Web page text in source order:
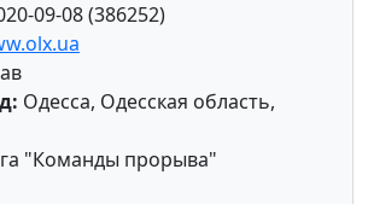
09-08 (386252)
Одесса, Одесская область,
"Команды прорыва"